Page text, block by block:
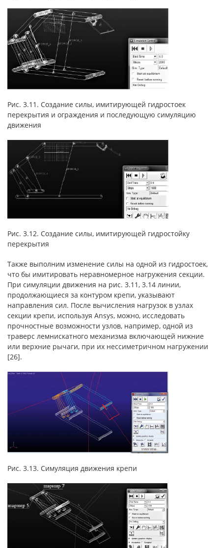
Рис. 3.11. Создание силы, имитирующей гидростоек
перекрытия и ограждения и последующую симуляцию
движения
Рис. 3.12. Создание силы, имитирующей гидростойку
перекрытия
Также выполним изменение силы на одной из гидростоек,
что бы имитировать неравномерное нагружения секции.
При симуляции движения на рис. 3.11, 3.14 линии,
продолжающиеся за контуром крепи, указывают
направления сил. После вычисления нагрузок в узлах
секции крепи, используя Ansys, можно, исследовать
прочностные возможности узлов, например, одной из
траверс лемнискатного механизма включающей нижние
или верхние рычаги, при их нессиметричном нагружении
[26].
Рис. 3.13. Симуляция движения крепи